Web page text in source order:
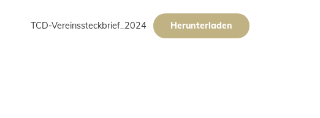
TCD-Vereinssteckbrief_2024 Herunterladen